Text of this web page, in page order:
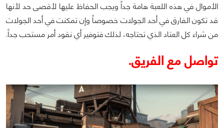
الأموال في هذه اللعبة هامة جداً ويجب الحفاظ عليها لأقصى حد لأنها
قد تكون الفارق في أحد الجولات خصوصاً وإن تمكنت في أحد الجولات
من شراء كل العتاد الذي تحتاجه، لذلك فتوفير أي نقود أمر مستحب جداً.
تواصل مع الفريق.